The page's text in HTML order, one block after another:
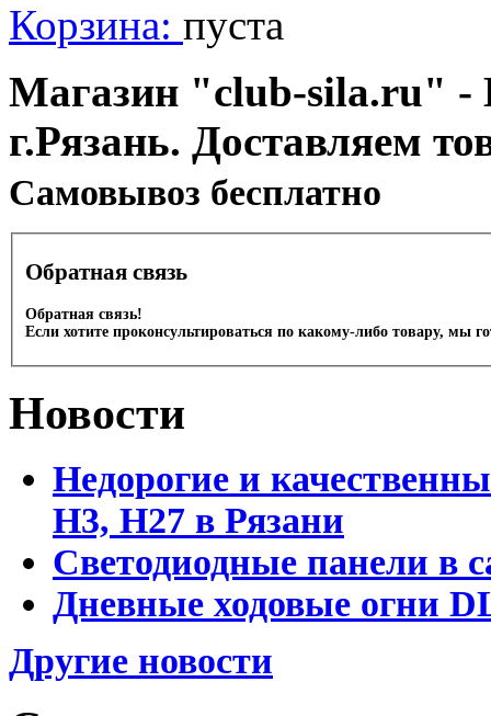
Корзина: пуста
Магазин "club-sila.ru" -
г.Рязань. Доставляем
Cамовывоз бесплатно
Обратная связь
Обратная связь!
Если хотите проконсультироваться по какому-либо товару, мы
Новости
Недорогие и
Н3, Н27 в Рязани
Светодиодные панели в
Дневные ходовые огни
Другие новости